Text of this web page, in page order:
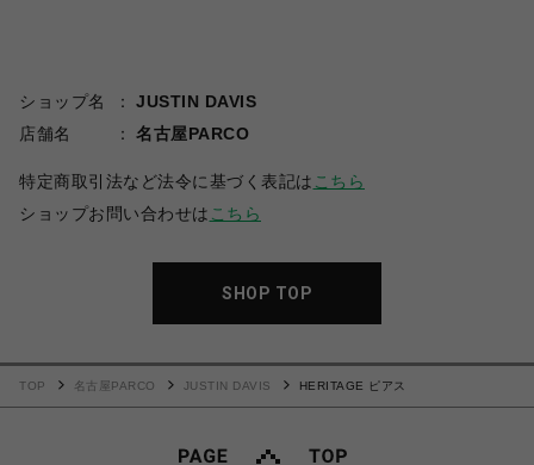
ショップ名
JUSTIN DAVIS
店舗名
名古屋PARCO
特定商取引法など法令に基づく表記は こちら
ショップお問い合わせは こちら
SHOP TOP
TOP 名古屋PARCO JUSTIN DAVIS HERITAGE ピアス